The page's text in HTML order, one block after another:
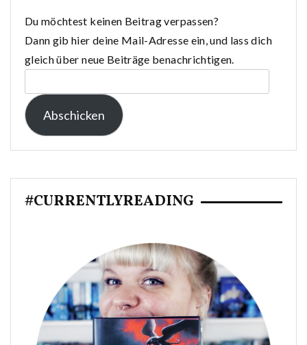
Du möchtest keinen Beitrag verpassen?
Dann gib hier deine Mail-Adresse ein, und lass dich
gleich über neue Beiträge benachrichtigen.
Mail-
Adresse:
Abschicken
#CURRENTLYREADING